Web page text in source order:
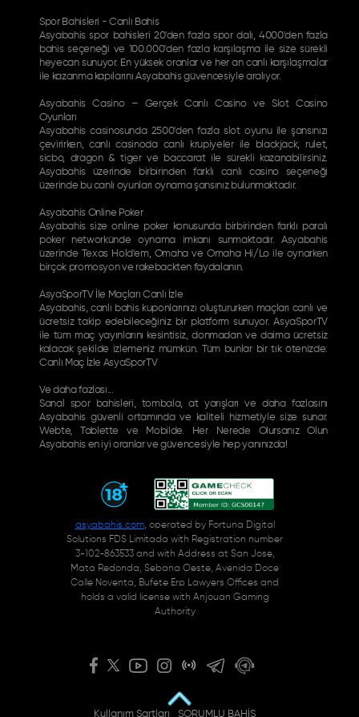
Spor Bahisleri - Canlı Bahis
Asyabahis spor bahisleri 20'den fazla spor dalı, 4000'den fazla
bahis seçeneği ve 100.000'den fazla karşılaşma ile size sürekli
heyecan sunuyor. En yüksek oranlar ve her an canlı karşılaşmalar
ile kazanma kapılarını Asyabahis güvencesiyle aralıyor.
Asyabahis Casino – Gerçek Canlı Casino ve Slot Casino
Oyunları
Asyabahis casinosunda 2500'den fazla slot oyunu ile şansınızı
çevirirken, canlı casinoda canlı krupiyeler ile blackjack, rulet,
sicbo, dragon & tiger ve baccarat ile sürekli kazanabilirsiniz.
Asyabahis üzerinde birbirinden farklı canlı casino seçeneği
üzerinde bu canlı oyunları oynama şansınız bulunmaktadır.
Asyabahis Online Poker
Asyabahis size online poker konusunda birbirinden farklı paralı
poker networkünde oynama imkanı sunmaktadır. Asyabahis
üzerinde Texas Hold'em, Omaha ve Omaha Hi/Lo ile oynarken
birçok promosyon ve rakebackten faydalanın.
AsyaSporTV İle Maçları Canlı İzle
Asyabahis, canlı bahis kuponlarınızı oluştururken maçları canlı ve
ücretsiz takip edebileceğiniz bir platform sunuyor. AsyaSporTV
ile tüm maç yayınlarını kesintisiz, donmadan ve daima ücretsiz
kalacak şekilde izlemeniz mümkün. Tüm bunlar bir tık ötenizde:
Canlı Maç İzle AsyaSporTV
Ve daha fazlası...
Sanal spor bahisleri, tombala, at yarışları ve daha fazlasını
Asyabahis güvenli ortamında ve kaliteli hizmetiyle size sunar.
Webte, Tablette ve Mobilde. Her Nerede Olursanız Olun
Asyabahis en iyi oranlar ve güvencesiyle hep yanınızda!
asyabahis.com, operated by Fortuna Digital
Solutions FDS Limitada with Registration number
3-102-863533 and with Address at San Jose,
Mata Redonda, Sebana Oeste, Avenida Doce
Calle Noventa, Bufete Erp Lawyers Offices and
holds a valid license with Anjouan Gaming
Authority
Kullanım Şartları SORUMLU BAHİS